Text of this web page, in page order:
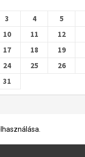
3
4 5
10
11 12
17
18 19
24
25 26
31